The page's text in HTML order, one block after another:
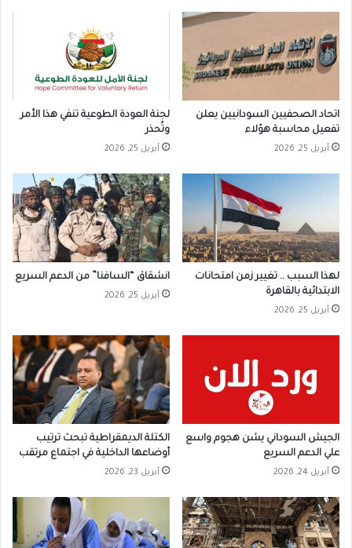
اتحاد الصحفيين السودانيين يعلن
تفعيل محاسبة هؤلاء
أبريل 25, 2026
لجنة العودة الطوعية تنفي هذا الأمر
وتُحذر
أبريل 25, 2026
لهذا السبب .. تغيير زمن امتحانات
الابتدائية بالقاهرة
أبريل 25, 2026
انشقاق “السافنا” من الدعم السريع
أبريل 25, 2026
الجيش السوداني يشن هجوم واسع
علي الدعم السريع
أبريل 24, 2026
الكتلة الديمقراطية تبحث ترتيب
أوضاعها الداخلية في اجتماع مرتقب
أبريل 23, 2026